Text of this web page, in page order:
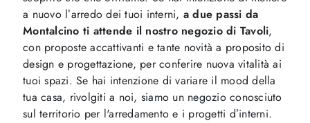
a nuovo l’arredo dei tuoi interni, a due passi da
Montalcino ti attende il nostro negozio di Tavoli,
con proposte accattivanti e tante novità a proposito di
design e progettazione, per conferire nuova vitalità ai
tuoi spazi. Se hai intenzione di variare il mood della
tua casa, rivolgiti a noi, siamo un negozio conosciuto
sul territorio per l'arredamento e i progetti d’interni.